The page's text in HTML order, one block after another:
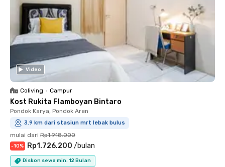
Video
Coliving • Campur
Kost Rukita Flamboyan Bintaro
Pondok Karya, Pondok Aren
3.9 km dari stasiun mrt lebak bulus
mulai dari Rp1.918.000
-10% Rp1.726.200 /bulan
Diskon sewa min. 12 Bulan